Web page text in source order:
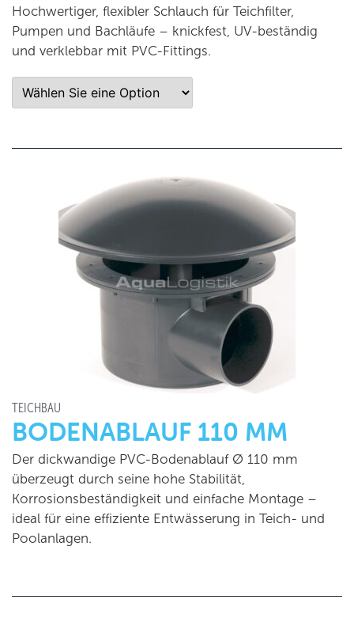
Hochwertiger, flexibler Schlauch für Teichfilter,
Pumpen und Bachläufe – knickfest, UV-beständig
und verklebbar mit PVC-Fittings.
TEICHBAU
BODENABLAUF 110 MM
Der dickwandige PVC-Bodenablauf Ø 110 mm
überzeugt durch seine hohe Stabilität,
Korrosionsbeständigkeit und einfache Montage –
ideal für eine effiziente Entwässerung in Teich- und
Poolanlagen.